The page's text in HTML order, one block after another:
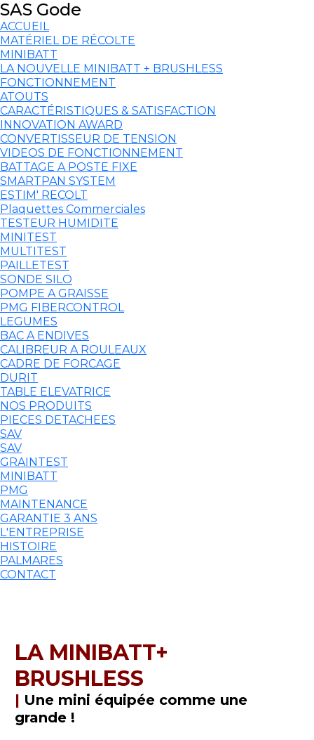
SAS Gode
ACCUEIL
MATÉRIEL DE RÉCOLTE
MINIBATT
LA NOUVELLE MINIBATT + BRUSHLESS
FONCTIONNEMENT
ATOUTS
CARACTÉRISTIQUES & SATISFACTION
INNOVATION AWARD
CONVERTISSEUR DE TENSION
VIDEOS DE FONCTIONNEMENT
BATTAGE A POSTE FIXE
SMARTPAN SYSTEM
ESTIM' RECOLT
Plaquettes Commerciales
TESTEUR HUMIDITE
MINITEST
MULTITEST
PAILLETEST
SONDE SILO
POMPE A GRAISSE
PMG FIBERCONTROL
LEGUMES
BAC A ENDIVES
CALIBREUR A ROULEAUX
CADRE DE FORCAGE
DURIT
TABLE ELEVATRICE
NOS PRODUITS
PIECES DETACHEES
SAV
SAV
GRAINTEST
MINIBATT
PMG
MAINTENANCE
GARANTIE 3 ANS
L'ENTREPRISE
HISTOIRE
PALMARES
CONTACT
LA MINIBATT+
BRUSHLESS
| Une mini équipée comme une
grande !